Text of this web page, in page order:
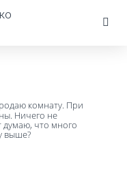
комнату. При
Ничего не
думаю, что много
выше?